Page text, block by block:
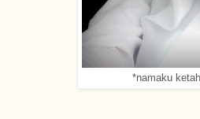
*namaku